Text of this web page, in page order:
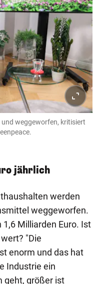
und weggeworfen, kritisiert
jährlich
werden
weggeworfen.
Milliarden Euro. Ist
"Die
enorm und das hat
Industrie ein
geht, größer ist